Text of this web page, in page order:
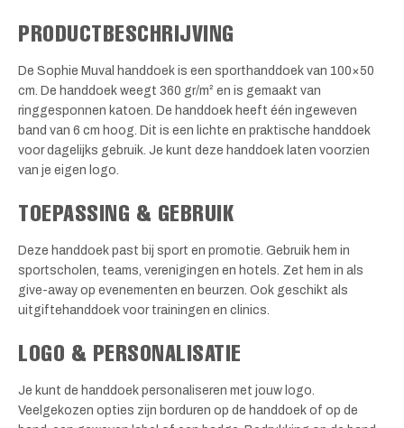
PRODUCTBESCHRIJVING
De Sophie Muval handdoek is een sporthanddoek van 100×50
cm. De handdoek weegt 360 gr/m² en is gemaakt van
ringgesponnen katoen. De handdoek heeft één ingeweven
band van 6 cm hoog. Dit is een lichte en praktische handdoek
voor dagelijks gebruik. Je kunt deze handdoek laten voorzien
van je eigen logo.
TOEPASSING & GEBRUIK
Deze handdoek past bij sport en promotie. Gebruik hem in
sportscholen, teams, verenigingen en hotels. Zet hem in als
give-away op evenementen en beurzen. Ook geschikt als
uitgiftehanddoek voor trainingen en clinics.
LOGO & PERSONALISATIE
Je kunt de handdoek personaliseren met jouw logo.
Veelgekozen opties zijn borduren op de handdoek of op de